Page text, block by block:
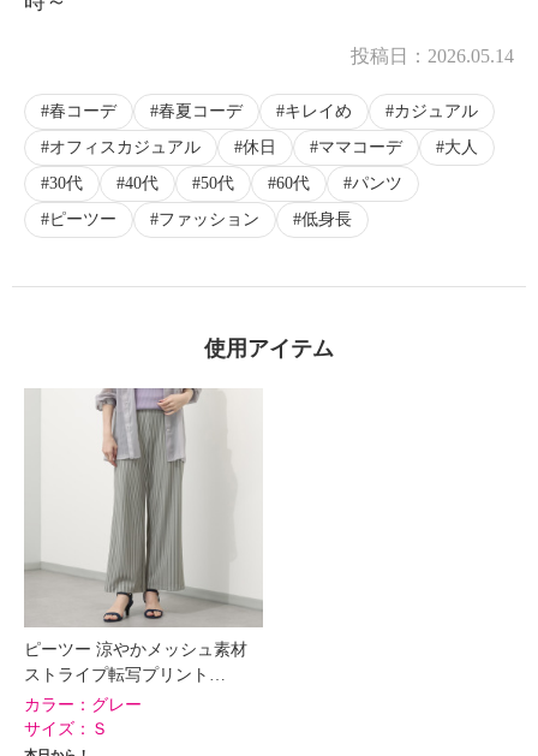
投稿日： 2026.05.14
春コーデ 春夏コーデ キレイめ
カジュアル
オフィスカジュアル
休日 ママコーデ
大人
30代
40代 50代 60代
パンツ
ピーツー
ファッション 低身長
使用アイテム
ピーツー 涼やかメッシュ素材
ストライプ転写プリント…
カラー： グレー
サイズ： Ｓ